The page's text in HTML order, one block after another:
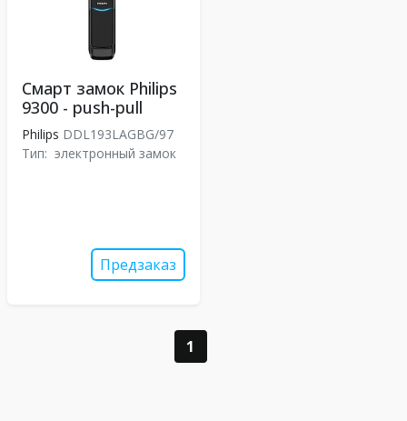
Смарт замок Philips
9300 - push-pull
Philips DDL193LAGBG/97
Тип: электронный замок
Предзаказ
1